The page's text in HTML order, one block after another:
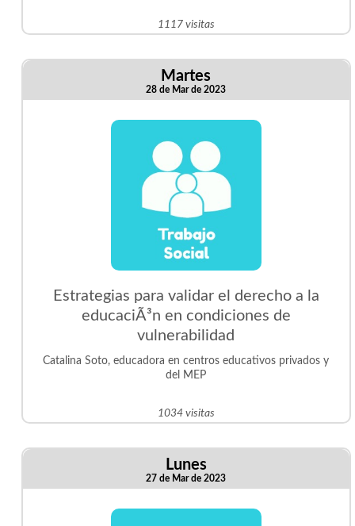
1117 visitas
Martes
28 de Mar de 2023
Estrategias para validar el derecho a la
educaciÃ³n en condiciones de
vulnerabilidad
Catalina Soto, educadora en centros educativos privados y
del MEP
1034 visitas
Lunes
27 de Mar de 2023